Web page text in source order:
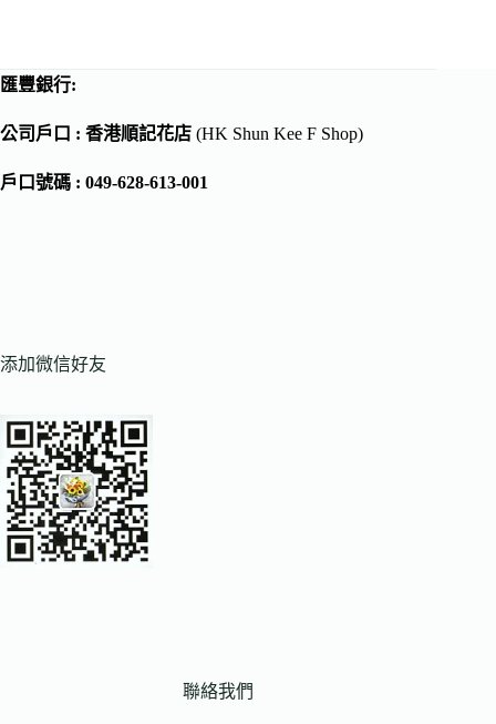
匯豐銀行:
公司戶口 : 香港順記花店 (HK Shun Kee F Shop)
戶口號碼 : 049-628-613-001
添加微信好友
聯絡我們